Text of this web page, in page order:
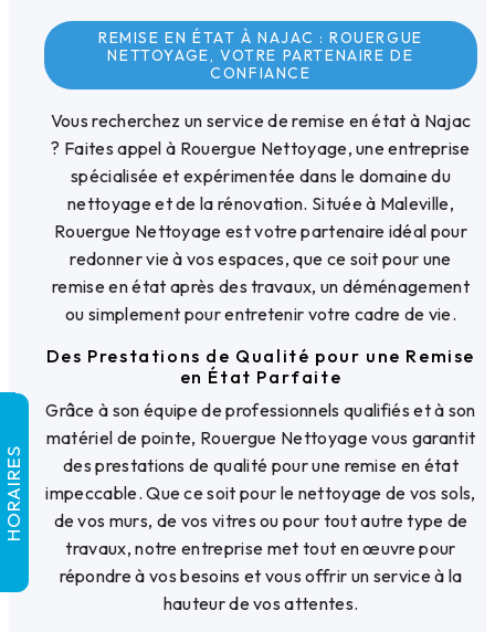
REMISE EN ÉTAT À NAJAC : ROUERGUE
NETTOYAGE, VOTRE PARTENAIRE DE
CONFIANCE
Vous recherchez un service de remise en état à Najac
? Faites appel à Rouergue Nettoyage, une entreprise
spécialisée et expérimentée dans le domaine du
nettoyage et de la rénovation. Située à Maleville,
Rouergue Nettoyage est votre partenaire idéal pour
redonner vie à vos espaces, que ce soit pour une
remise en état après des travaux, un déménagement
ou simplement pour entretenir votre cadre de vie.
Des Prestations de Qualité pour une Remise
en État Parfaite
Grâce à son équipe de professionnels qualifiés et à son
matériel de pointe, Rouergue Nettoyage vous garantit
des prestations de qualité pour une remise en état
impeccable. Que ce soit pour le nettoyage de vos sols,
de vos murs, de vos vitres ou pour tout autre type de
travaux, notre entreprise met tout en œuvre pour
répondre à vos besoins et vous offrir un service à la
hauteur de vos attentes.
HORAIRES